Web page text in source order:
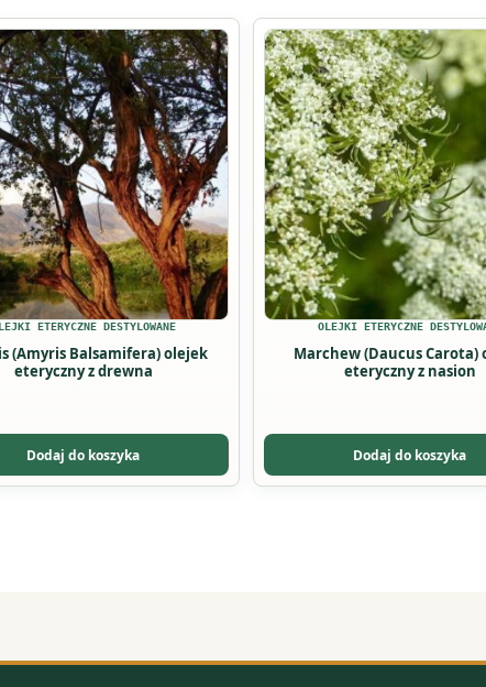
ETERYCZNE DESTYLOWANE
eteryczny z drewna
Dodaj do koszyka
OLEJKI ETERYCZNE
Marchew (Daucus Carota) olejek
eteryczny z nasion
Dodaj do koszyka
Ten
produkt
ma
wiele
wariantów.
Opcje
można
wybrać
na
stronie
produktu